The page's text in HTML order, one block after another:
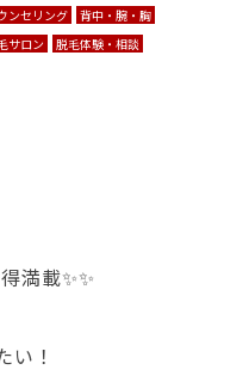
ンセリング
背中・腕・胸
サロン
脱毛体験・相談
満載✨✨
い！